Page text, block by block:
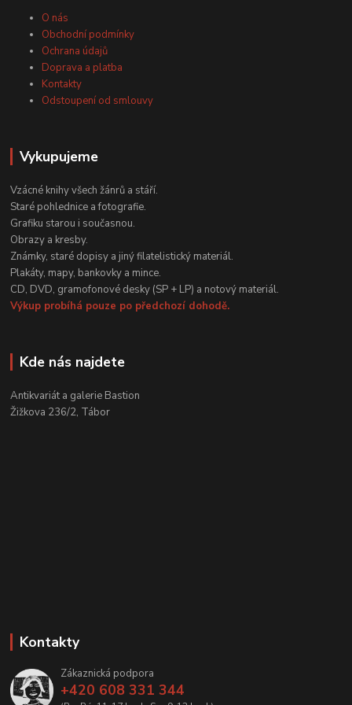
O nás
Obchodní podmínky
Ochrana údajů
Doprava a platba
Kontakty
Odstoupení od smlouvy
Vykupujeme
Vzácné knihy všech žánrů a stáří.
Staré pohlednice a fotografie.
Grafiku starou i současnou.
Obrazy a kresby.
Známky, staré dopisy a jiný filatelistický materiál.
Plakáty, mapy, bankovky a mince.
CD, DVD, gramofonové desky (SP + LP) a notový materiál.
Výkup probíhá pouze po předchozí dohodě.
Kde nás najdete
Antikvariát a galerie Bastion
Žižkova 236/2, Tábor
Kontakty
Zákaznická podpora
+420 608 331 344